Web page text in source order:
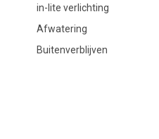
in-lite verlichting
Afwatering
Buitenverblijven